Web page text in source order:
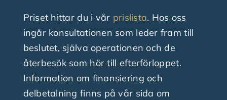
Priset hittar du i vår prislista. Hos oss
ingår konsultationen som leder fram till
beslutet, själva operationen och de
återbesök som hör till efterförloppet.
Information om finansiering och
delbetalning finns på vår sida om